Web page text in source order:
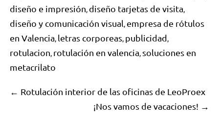
diseño e impresión, diseño tarjetas de visita,
diseño y comunicación visual, empresa de rótulos
en Valencia, letras corporeas, publicidad,
rotulacion, rotulación en valencia, soluciones en
metacrilato
← Rotulación interior de las oficinas de LeoProex
¡Nos vamos de vacaciones! →